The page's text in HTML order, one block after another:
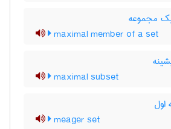
مجموعه
maximal member of a set
maximal subset
meager set